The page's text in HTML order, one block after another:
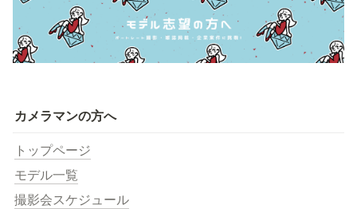
カメラマンの方へ
トップページ
モデル一覧
撮影会スケジュール